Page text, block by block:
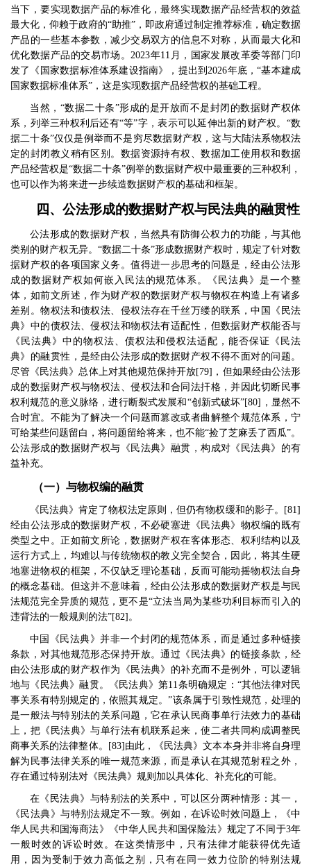
当下，要实现数据产品的标准化，最终实现数据产品经营权的效益
最大化，仰赖于政府的“助推” ，即政府通过制定推荐标准，确定数据
产品的一些基本参数，减少交易双方的信息不对称，从而最大化和
优化数据产品的交易市场。2023年11 月，国家发展改革委等部门印
发了《国家数据标准体系建设指南》，提出到2026年底，“基本建成
国家数据标准体系” ，这是实现数据产品经营权的基础工程。
当然， “数据二十条”形成的是开放而不是封闭的数据财产权体
系，列举三种权利后还有“等”字，表示可以延伸出新的财产权。 “数
据二十条”仅仅是例举而不是穷尽数据财产权，这与大陆法系物权法
定的封闭教义稍有区别。数据资源持有权、数据加工使用权和数据
产品经营权是“数据二十条”例举的数据财产权中最重要的三种权利，
也可以作为将来进一步续造数据财产权的基础和框架。
四、公法形成的数据财产权与民法典的融贯性
公法形成的数据财产权，当然具有防御公权力的功能，与其他
类别的财产权无异。 “数据二十条”形成数据财产权时，规定了针对数
据财产权的各项国家义务。值得进一步思考的问题是，经由公法形
成的数据财产权如何嵌入民法的规范体系。《民法典》是一个整
体，如前文所述，作为财产权的数据财产权与物权在构造上有诸多
差别。物权法和债权法、侵权法存在千丝万缕的联系，中国《民法
典》中的债权法、侵权法和物权法有适配性，但数据财产权能否与
《民法典》中的物权法、债权法和侵权法适配，能否保证《民法
典》的融贯性，是经由公法形成的数据财产权不得不面对的问题。
尽管《民法典》总体上对其他规范保持开放[79] ，但如果经由公法形
成的数据财产权与物权法、侵权法和合同法扞格，并因此切断民事
权利规范的意义脉络，进行断裂式发展和 “创新式破坏”[80] ，显然不
合时宜。不能为了解决一个问题而篡改或者曲解整个规范体系，宁
可给某些问题留白，将问题留给将来，也不能“捡了芝麻丢了西瓜”。
公法形成的数据财产权与《民法典》融贯，构成对《民法典》的有
益补充。
（一）与物权编的融贯
《民法典》肯定了物权法定原则，但仍有物权缓和的影子。
[81]
经由公法形成的数据财产权，不必硬塞进《民法典》物权编的既有
类型之中。正如前文所论，数据财产权在客体形态、权利结构以及
运行方式上，均难以与传统物权的教义完全契合，因此，将其生硬
地塞进物权的框架，不仅缺乏理论基础，反而可能动摇物权法自身
的概念基础。但这并不意味着，经由公法形成的数据财产权是与民
法规范完全异质的规范，更不是“立法当局为某些功利目标而引入的
违背法的一般规则的法”[82] 。
中国《民法典》并非一个封闭的规范体系，而是通过多种链接
条款，对其他规范形态保持开放。通过《民法典》的链接条款，经
由公法形成的财产权作为《民法典》的补充而不是例外，可以逻辑
地与《民法典》融贯。《民法典》第11条明确规定： “其他法律对民
事关系有特别规定的，依照其规定。”该条属于引致性规范，处理的
是一般法与特别法的关系问题，它在承认民商事单行法效力的基础
上，把《民法典》与单行法有机联系起来，使二者共同构成调整民
商事关系的法律整体。
[83] 由此，《民法典》文本本身并非将自身理
解为民事法律关系的唯一规范来源，而是承认在其规范射程之外，
存在通过特别法对《民法典》规则加以具体化、补充化的可能。
在《民法典》与特别法的关系中，可以区分两种情形：其一，
《民法典》与特别法规定不一致。例如，在诉讼时效问题上，《中
华人民共和国海商法》《中华人民共和国保险法》规定了不同于3年
一般时效的诉讼时效。在这类情形中，只有法律才能获得优先适
用，因为受制于效力高低之别，只有在同一效力位阶的特别法规